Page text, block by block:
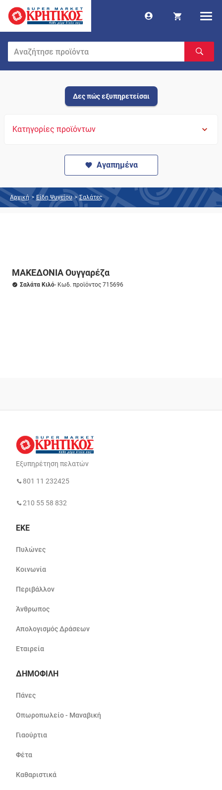
Δες πώς εξυπηρετείσαι
Κατηγορίες προϊόντων
Αγαπημένα
Αρχική > Είδη Ψυγείου > Σαλάτες
ΜΑΚΕΔΟΝΙΑ Ουγγαρέζα
Σαλάτα Κιλό- Κωδ. προϊόντος 715696
Εξυπηρέτηση πελατών
801 11 232425
210 55 58 832
ΕΚΕ
Πυλώνες
Κοινωνία
Περιβάλλον
Άνθρωπος
Απολογισμός Δράσεων
Εταιρεία
ΔΗΜΟΦΙΛΗ
Πάνες
Οπωροπωλείο - Μαναβική
Γιαούρτια
Φέτα
Καθαριστικά